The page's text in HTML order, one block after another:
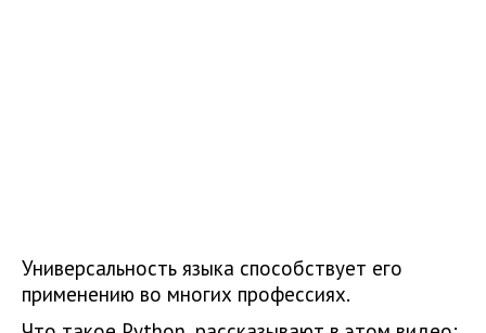
Универсальность языка способствует его
применению во многих профессиях.